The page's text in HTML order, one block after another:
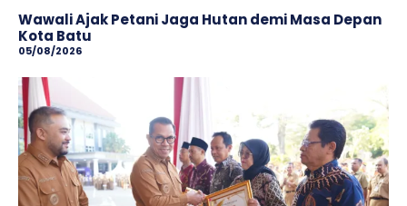
Wawali Ajak Petani Jaga Hutan demi Masa Depan
Kota Batu
05/08/2026